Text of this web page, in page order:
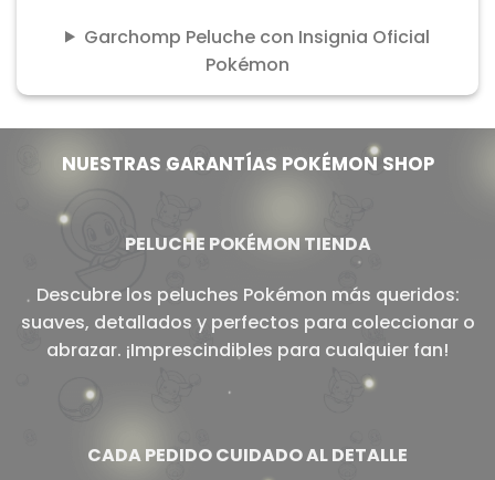
Garchomp Peluche con Insignia Oficial
Pokémon
NUESTRAS GARANTÍAS POKÉMON SHOP
PELUCHE POKÉMON TIENDA
Descubre los peluches Pokémon más queridos:
suaves, detallados y perfectos para coleccionar o
abrazar. ¡Imprescindibles para cualquier fan!
CADA PEDIDO CUIDADO AL DETALLE